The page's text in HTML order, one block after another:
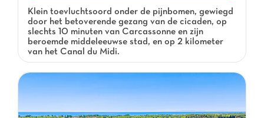
Klein toevluchtsoord onder de pijnbomen, gewiegd
door het betoverende gezang van de cicaden, op
slechts 10 minuten van Carcassonne en zijn
beroemde middeleeuwse stad, en op 2 kilometer
van het Canal du Midi.